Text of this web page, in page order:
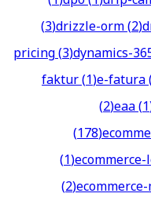
(3)drizzle-orm(2)
pricing(3)dynamics-
faktur(1)e-fatura
(2)eaa(1
(178)
(1)
(2)